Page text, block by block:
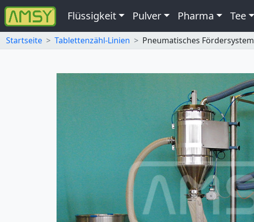
Flüssigkeit Pulver Pharma Tee
Startseite Tablettenzähl-Linien Pneumatisches Fördersystem